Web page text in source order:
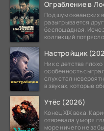
Ограбление в
Под шум океанских
разыгрывается
беспощадная.
коллекций
Настройщик
Ник с детства
особенность
слух стал
в звуках, которые
Утёс (2026)
Конец XIX века.
отвоевала у моря
море ничего не